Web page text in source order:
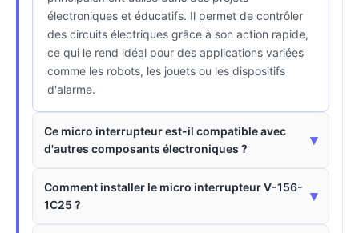
électroniques et éducatifs. Il permet de contrôler
des circuits électriques grâce à son action rapide,
ce qui le rend idéal pour des applications variées
comme les robots, les jouets ou les dispositifs
d'alarme.
Ce micro interrupteur est-il compatible avec
d'autres composants électroniques ?
▾
Comment installer le micro interrupteur V-156-
1C25 ?
▾